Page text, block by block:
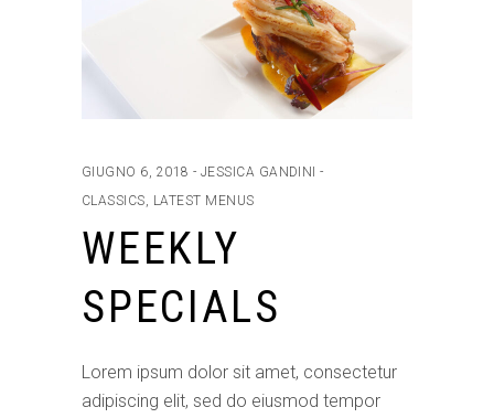
GIUGNO 6, 2018
JESSICA GANDINI
CLASSICS, LATEST MENUS
WEEKLY
SPECIALS
Lorem ipsum dolor sit amet, consectetur
adipiscing elit, sed do eiusmod tempor